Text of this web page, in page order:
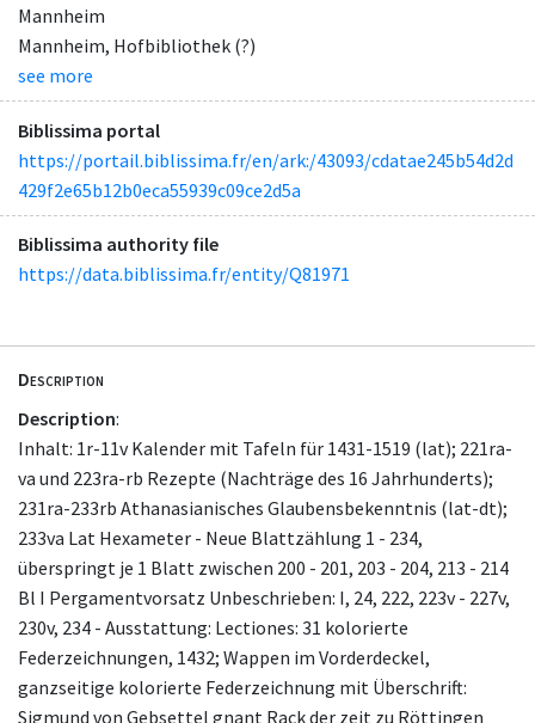
Mannheim
Mannheim, Hofbibliothek (?)
see more
Biblissima portal
https://portail.biblissima.fr/en/ark:/43093/cdatae245b54d2d
429f2e65b12b0eca55939c09ce2d5a
Biblissima authority file
https://data.biblissima.fr/entity/Q81971
Description
Description:
Inhalt: 1r-11v Kalender mit Tafeln für 1431-1519 (lat); 221ra-
va und 223ra-rb Rezepte (Nachträge des 16 Jahrhunderts);
231ra-233rb Athanasianisches Glaubensbekenntnis (lat-dt);
233va Lat Hexameter - Neue Blattzählung 1 - 234,
überspringt je 1 Blatt zwischen 200 - 201, 203 - 204, 213 - 214
Bl I Pergamentvorsatz Unbeschrieben: I, 24, 222, 223v - 227v,
230v, 234 - Ausstattung: Lectiones: 31 kolorierte
Federzeichnungen, 1432; Wappen im Vorderdeckel,
ganzseitige kolorierte Federzeichnung mit Überschrift:
Sigmund von Gebsettel gnant Rack der zeit zu Röttingen